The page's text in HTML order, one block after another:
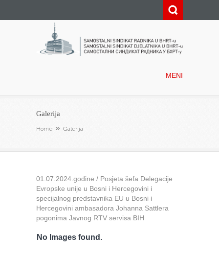
MENI
Galerija
Home Galerija
01.07.2024.godine / Posjeta šefa Delegacije
Evropske unije u Bosni i Hercegovini i
specijalnog predstavnika EU u Bosni i
Hercegovini ambasadora Johanna Sattlera
pogonima Javnog RTV servisa BIH
No Images found.